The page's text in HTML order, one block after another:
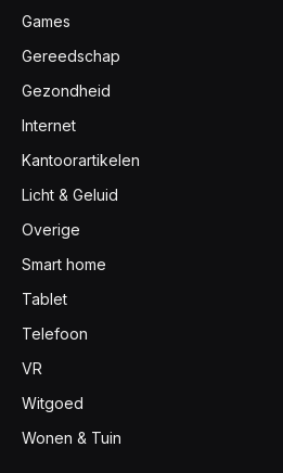
Games
Gereedschap
Gezondheid
Internet
Kantoorartikelen
Licht & Geluid
Overige
Smart home
Tablet
Telefoon
VR
Witgoed
Wonen & Tuin